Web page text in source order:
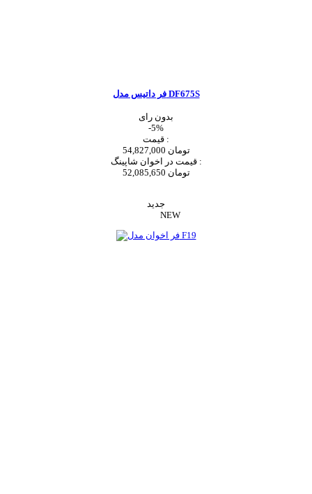
فر داتیس مدل DF675S
بدون رای
-5%
قیمت :
54,827,000 تومان
قیمت در اخوان شاپینگ :
52,085,650 تومان
جدید
NEW